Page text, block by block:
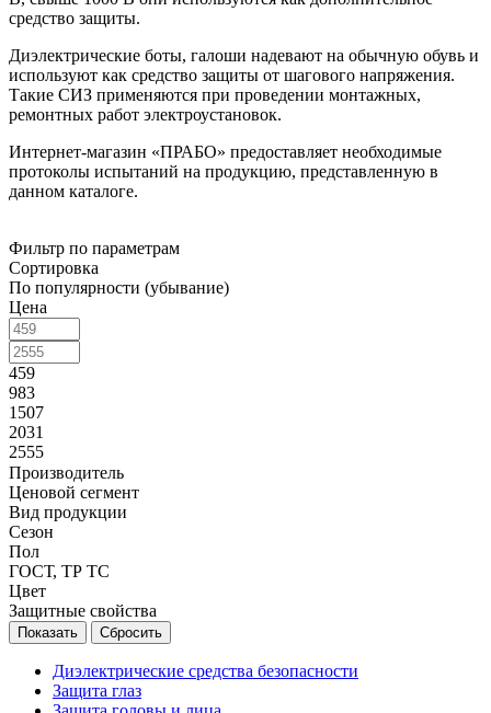
средство защиты.
Диэлектрические боты, галоши надевают на обычную обувь и
используют как средство защиты от шагового напряжения.
Такие СИЗ применяются при проведении монтажных,
ремонтных работ электроустановок.
Интернет-магазин «ПРАБО» предоставляет необходимые
протоколы испытаний на продукцию, представленную в
данном каталоге.
Фильтр по параметрам
Сортировка
По популярности (убывание)
Цена
459
983
1507
2031
2555
Производитель
Ценовой сегмент
Вид продукции
Сезон
Пол
ГОСТ, ТР ТС
Цвет
Защитные свойства
Сбросить
Диэлектрические средства безопасности
Защита глаз